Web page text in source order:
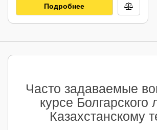
Подробнее
Часто задаваемые
курсе Болгарского
Казахстанскому